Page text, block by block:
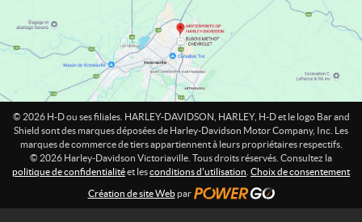
c
r
© 2026 H-D ou ses filiales. HARLEY-DAVIDSON, HARLEY, H-D et le logo Bar and
Shield sont des marques déposées de Harley-Davidson Motor Company, Inc. Les
marques de commerce de tiers appartiennent à leurs propriétaires respectifs.
© 2026 Harley-Davidson Victoriaville. Tous droits réservés. Consultez la
politique de confidentialitéet lesconditions d'utilisation Choix de consentement
Création de site Webpar